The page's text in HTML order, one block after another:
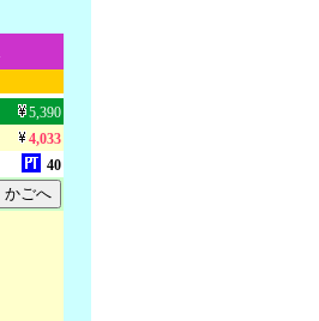
5,390
4,033
40